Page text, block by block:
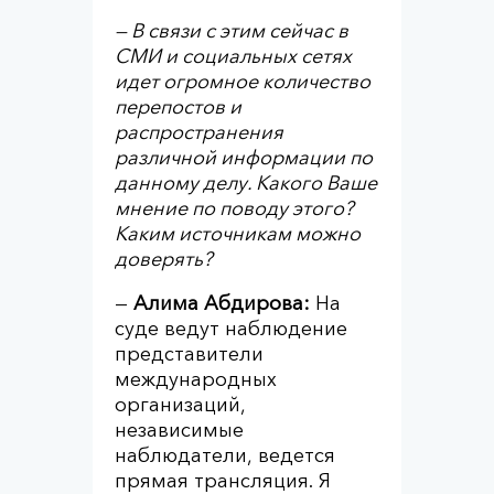
— В связи с этим сейчас в
СМИ и социальных сетях
идет огромное количество
перепостов и
распространения
различной информации по
данному делу. Какого Ваше
мнение по поводу этого?
Каким источникам можно
доверять?
— Алима Абдирова: На
суде ведут наблюдение
представители
международных
организаций,
независимые
наблюдатели, ведется
прямая трансляция. Я